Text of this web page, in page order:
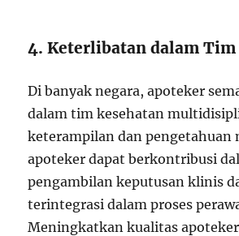
4. Keterlibatan dalam Tim
Di banyak negara, apoteker
dalam tim kesehatan
keterampilan dan pengetahuan
apoteker dapat berkontribusi
pengambilan keputusan klinis
terintegrasi dalam proses
Meningkatkan kualitas